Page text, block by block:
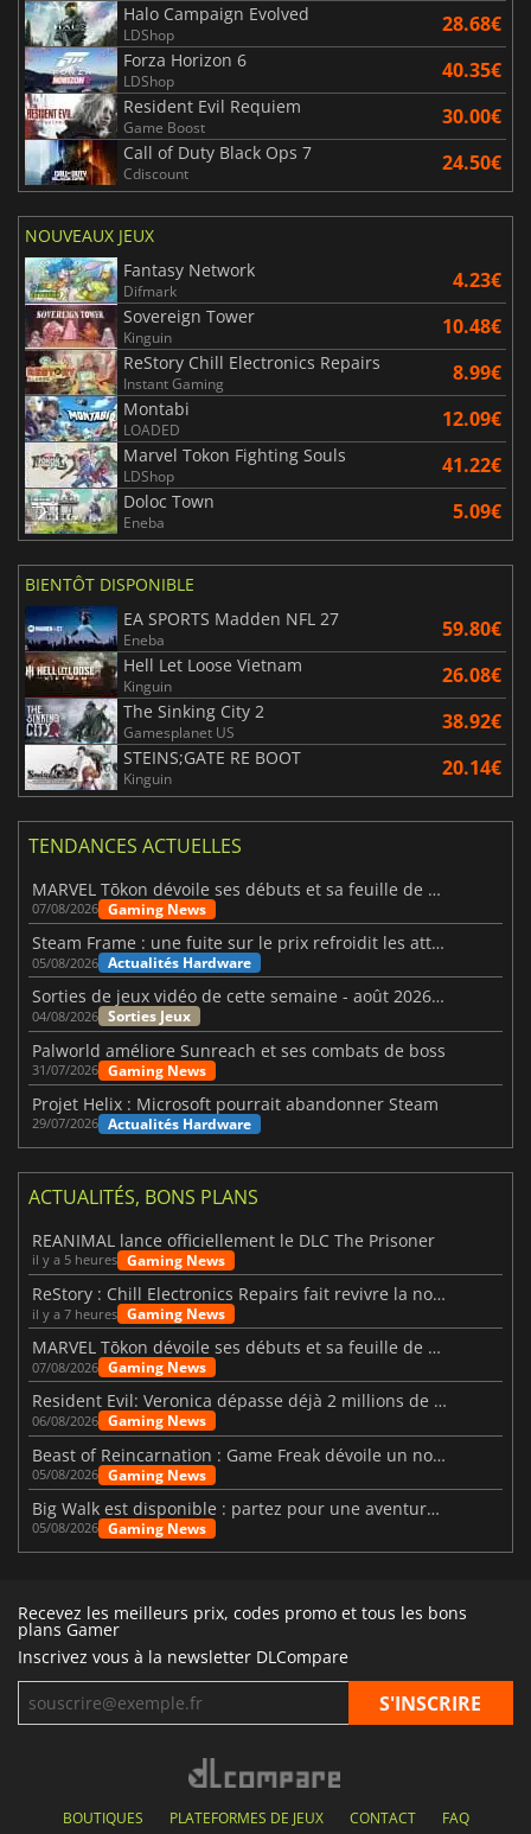
Halo Campaign Evolved
LDShop 28.68€
Forza Horizon 6
LDShop 40.35€
Resident Evil Requiem
Game Boost 30.00€
Call of Duty Black Ops 7
Cdiscount 24.50€
NOUVEAUX JEUX
Fantasy Network
Difmark 4.23€
Sovereign Tower
Kinguin 10.48€
ReStory Chill Electronics Repairs
Instant Gaming 8.99€
Montabi
LOADED 12.09€
Marvel Tokon Fighting Souls
LDShop 41.22€
Doloc Town
Eneba 5.09€
BIENTÔT DISPONIBLE
EA SPORTS Madden NFL 27
Eneba 59.80€
Hell Let Loose Vietnam
Kinguin 26.08€
The Sinking City 2
Gamesplanet US 38.92€
STEINS;GATE RE BOOT
Kinguin 20.14€
TENDANCES ACTUELLES
MARVEL Tōkon dévoile ses débuts et sa feuille de route
07/08/2026 Gaming News
Steam Frame : une fuite sur le prix refroidit les attentes VR
05/08/2026 Actualités Hardware
Sorties de jeux vidéo de cette semaine - août 2026 (semaine 32)
04/08/2026 Sorties Jeux
Palworld améliore Sunreach et ses combats de boss
31/07/2026 Gaming News
Projet Helix : Microsoft pourrait abandonner Steam
29/07/2026 Actualités Hardware
ACTUALITÉS, BONS PLANS
REANIMAL lance officiellement le DLC The Prisoner
il y a 5 heures Gaming News
ReStory : Chill Electronics Repairs fait revivre la nostalgie des années 2000
il y a 7 heures Gaming News
MARVEL Tōkon dévoile ses débuts et sa feuille de route
07/08/2026 Gaming News
Resident Evil: Veronica dépasse déjà 2 millions de wishlists
06/08/2026 Gaming News
Beast of Reincarnation : Game Freak dévoile un nouveau pari
05/08/2026 Gaming News
Big Walk est disponible : partez pour une aventure entre amis
05/08/2026 Gaming News
Recevez les meilleurs prix, codes promo et tous les bons
plans Gamer
Inscrivez vous à la newsletter DLCompare
BOUTIQUES PLATEFORMES DE JEUX CONTACT FAQ